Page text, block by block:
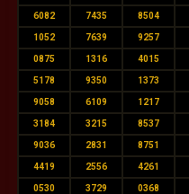
6082 7435 8504
1052 7639 9257
0875 1316 4015
5178 9350 1373
9058 6109 1217
3184 3215 8537
9036 2831 8751
4419 2556 4261
0530 3729 0368